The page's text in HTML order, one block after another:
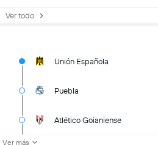
Ver todo
Unión Española
Puebla
Atlético Goianiense
Ver más